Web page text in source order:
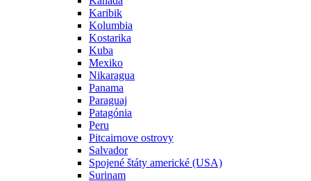
Karibik
Kolumbia
Kostarika
Kuba
Mexiko
Nikaragua
Panama
Paraguaj
Patagónia
Peru
Pitcairnove ostrovy
Salvador
Spojené štáty americké (USA)
Surinam